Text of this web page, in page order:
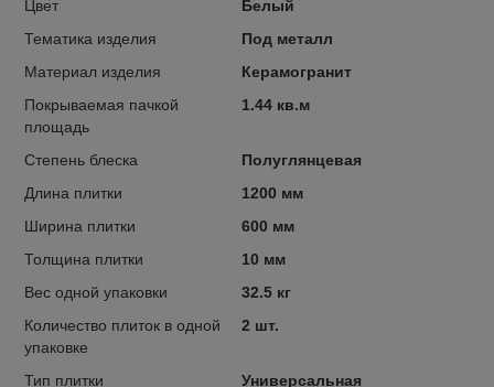
Цвет
Белый
Тематика изделия
Под металл
Материал изделия
Керамогранит
Покрываемая пачкой
площадь
1.44 кв.м
Степень блеска
Полуглянцевая
Длина плитки
1200 мм
Ширина плитки
600 мм
Толщина плитки
10 мм
Вес одной упаковки
32.5 кг
Количество плиток в одной
упаковке
2 шт.
Тип плитки Универсальная